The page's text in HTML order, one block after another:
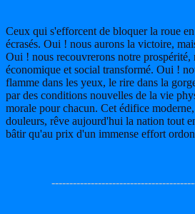
Ceux qui s'efforcent de bloquer la roue
écrasés. Oui ! nous aurons la victoire,
Oui ! nous recouvrerons notre prospérité,
économique et social transformé. Oui !
flamme dans les yeux, le rire dans la
par des conditions nouvelles de la vie
morale pour chacun. Cet édifice
douleurs, rêve aujourd'hui la nation tout
bâtir qu'au prix d'un immense effort